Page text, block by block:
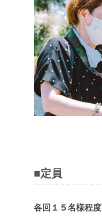
■定員
各回１５名様程度